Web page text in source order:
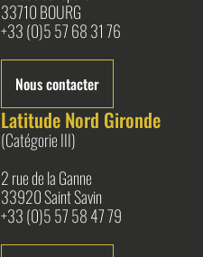
33710 BOURG
+33 (0)5 57 68 31 76
Nous contacter
Latitude Nord Gironde
(Catégorie III)
2 rue de la Ganne
33920 Saint Savin
+33 (0)5 57 58 47 79